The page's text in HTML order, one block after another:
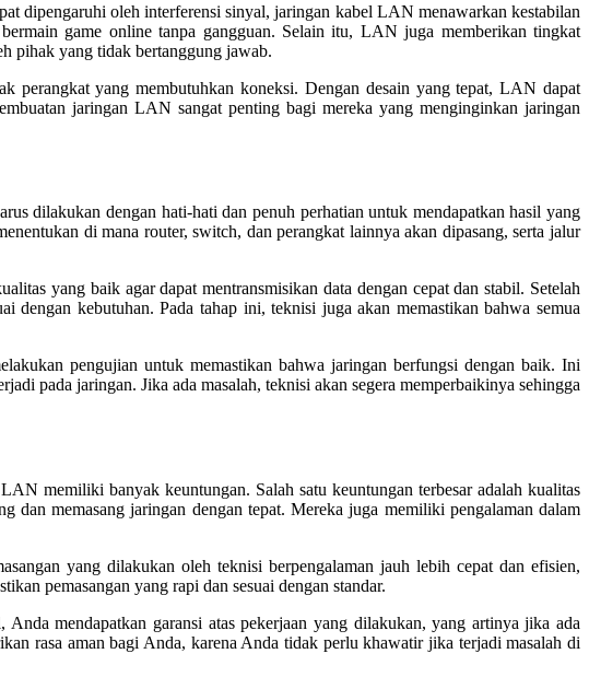
dipengaruhi oleh interferensi sinyal, jaringan kabel LAN menawarkan kestabilan
game online tanpa gangguan. Selain itu, LAN juga memberikan tingkat
pihak yang tidak bertanggung jawab.
perangkat yang membutuhkan koneksi. Dengan desain yang tepat, LAN dapat
jaringan LAN sangat penting bagi mereka yang menginginkan jaringan
dilakukan dengan hati-hati dan penuh perhatian untuk mendapatkan hasil yang
di mana router, switch, dan perangkat lainnya akan dipasang, serta jalur
yang baik agar dapat mentransmisikan data dengan cepat dan stabil. Setelah
dengan kebutuhan. Pada tahap ini, teknisi juga akan memastikan bahwa semua
pengujian untuk memastikan bahwa jaringan berfungsi dengan baik. Ini
pada jaringan. Jika ada masalah, teknisi akan segera memperbaikinya sehingga
memiliki banyak keuntungan. Salah satu keuntungan terbesar adalah kualitas
dan memasang jaringan dengan tepat. Mereka juga memiliki pengalaman dalam
yang dilakukan oleh teknisi berpengalaman jauh lebih cepat dan efisien,
pemasangan yang rapi dan sesuai dengan standar.
mendapatkan garansi atas pekerjaan yang dilakukan, yang artinya jika ada
rasa aman bagi Anda, karena Anda tidak perlu khawatir jika terjadi masalah di